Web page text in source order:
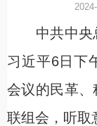
中共中央总
习近平6日下
会议的民革
联组会，听